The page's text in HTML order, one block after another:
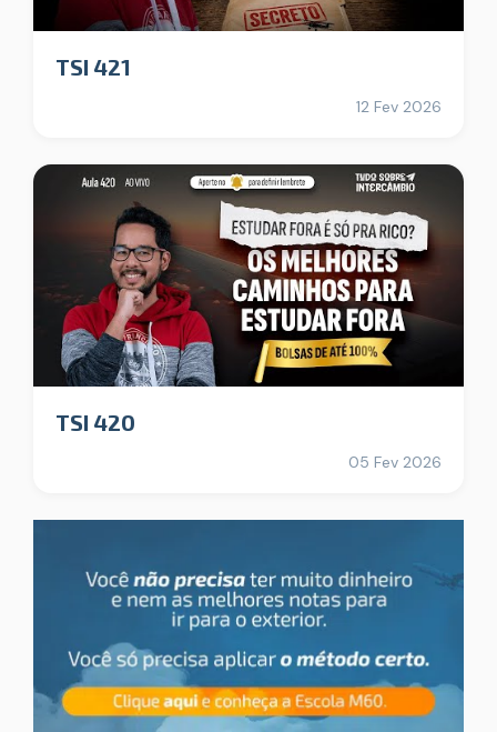
TSI 421
12 Fev 2026
TSI 420
05 Fev 2026